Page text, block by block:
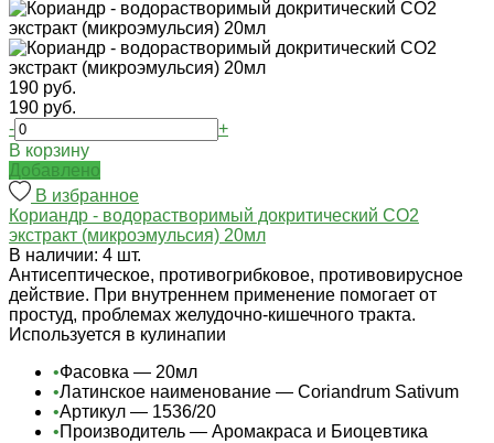
190 руб.
190 руб.
-
+
В корзину
Добавлено
В избранное
Кориандр - водорастворимый докритический СО2
экстракт (микроэмульсия) 20мл
В наличии: 4 шт.
Антисептическое, противогрибковое, противовирусное
действие. При внутреннем применение помогает от
простуд, проблемах желудочно-кишечного тракта.
Используется в кулинапии
•Фасовка — 20мл
•Латинское наименование — Coriandrum Sativum
•Артикул — 1536/20
•Производитель — Аромакраса и Биоцевтика